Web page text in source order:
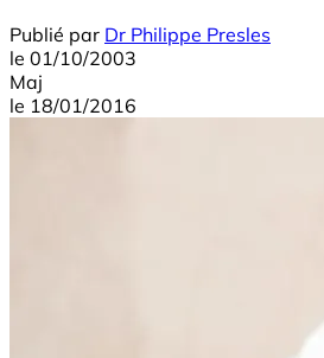
Publié par Dr Philippe Presles
le 01/10/2003
Maj
le 18/01/2016